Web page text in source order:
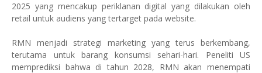
2025 yang mencakup periklanan digital yang dilakukan oleh
retail untuk audiens yang tertarget pada website.
RMN menjadi strategi marketing yang terus berkembang,
terutama untuk barang konsumsi sehari-hari. Peneliti US
memprediksi bahwa di tahun 2028, RMN akan menempati